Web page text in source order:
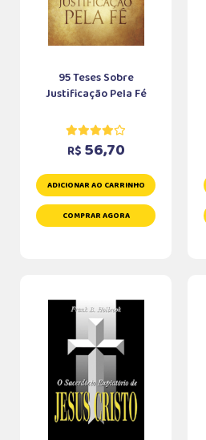
95 Teses Sobre
Justificação Pela Fé
R$ 56,70
ADICIONAR AO CARRINHO
COMPRAR AGORA